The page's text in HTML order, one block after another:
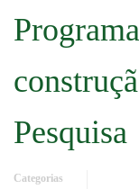
Pesquisa
Categorias